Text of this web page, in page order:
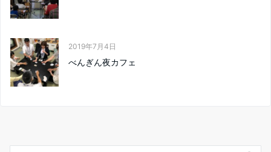
2019年7月4日
べんぎん夜カフェ